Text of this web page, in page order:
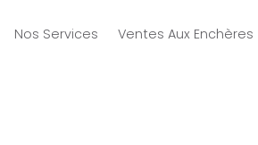
Nos Services Ventes Aux Enchères